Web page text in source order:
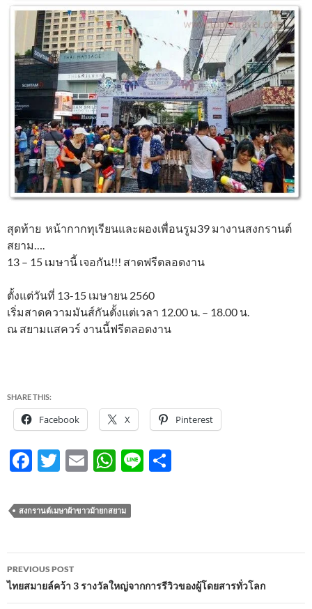
สุดท้าย หน้ากากทุเรียนและผองเพื่อนรูม39 มางานสงกรานต์
สยาม….
13 – 15 เมษานี้ เจอกัน!!! สาดฟรีตลอดงาน
ตั้งแต่วันที่ 13-15 เมษายน 2560
เริ่มสาดความมันส์กันตั้งแต่เวลา 12.00 น. – 18.00 น.
ณ สยามแสควร์ งานนี้ฟรีตลอดงาน
SHARE THIS:
Facebook X Pinterest
F
e
b
o
o
k
T
itt
er
E
ail
W
at
s
A
p
Li
สงกรานต์เมษาผ้าขาวม้ายกสยาม
Post
navigation
PREVIOUS POST
ไทยสมายล์คว้า 3 รางวัลใหญ่จากการรีวิวของผู้โดยสารทั่วโลก